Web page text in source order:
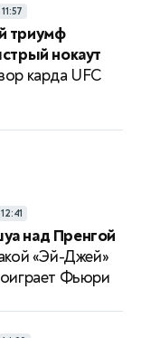
11:57
триумф
нокаут
карда UFC
12:41
над Пренгой
«Эй-Джей»
Фьюри